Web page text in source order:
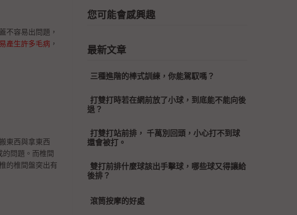
不容易出問題，
產生許多毛病 ，
東西與拿東西
的問題。而椎間
的椎間盤突出有
您可能會感興趣
最新文章
三種進階的棒式訓練，你能駕馭嗎？
打雙打時若在網前放了小球，到底能不能向後
退？
打雙打站前排， 千萬別回頭，小心打不到球
還會被打。
雙打前排什麼球該出手擊球，哪些球又得讓給
後排？
滾筒按摩的好處